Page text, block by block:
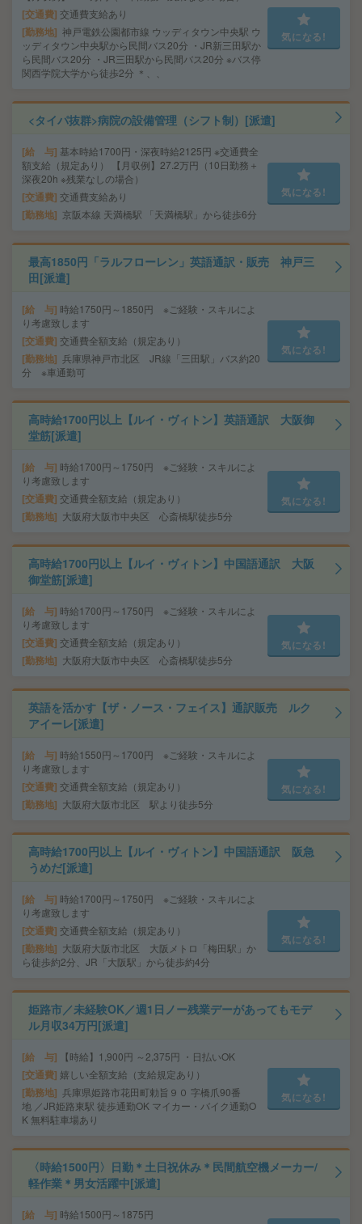
交通費 交通費支給あり
勤務地 神戸電鉄公園都市線 ウッディタウン中央駅 ウ
ッディタウン中央駅から民間バス20分 ・JR新三田駅か
ら民間バス20分 ・JR三田駅から民間バス20分 ※バス停
関西学院大学から徒歩2分 ＊、、
気になる!
<タイパ抜群>病院の設備管理（シフト制）[派遣]
給 与 基本時給1700円・深夜時給2125円 ※交通費全
額支給（規定あり） 【月収例】27.2万円（10日勤務＋
深夜20h ※残業なしの場合）
交通費 交通費支給あり
勤務地 京阪本線 天満橋駅 「天満橋駅」から徒歩6分
気になる!
最高1850円「ラルフローレン」英語通訳・販売 神戸三
田[派遣]
給 与 時給1750円～1850円 ※ご経験・スキルによ
り考慮致します
交通費 交通費全額支給（規定あり）
勤務地 兵庫県神戸市北区 JR線「三田駅」バス約20
分 ※車通勤可
気になる!
高時給1700円以上【ルイ・ヴィトン】英語通訳 大阪御
堂筋[派遣]
給 与 時給1700円～1750円 ※ご経験・スキルによ
り考慮致します
交通費 交通費全額支給（規定あり）
勤務地 大阪府大阪市中央区 心斎橋駅徒歩5分
気になる!
高時給1700円以上【ルイ・ヴィトン】中国語通訳 大阪
御堂筋[派遣]
給 与 時給1700円～1750円 ※ご経験・スキルによ
り考慮致します
交通費 交通費全額支給（規定あり）
勤務地 大阪府大阪市中央区 心斎橋駅徒歩5分
気になる!
英語を活かす【ザ・ノース・フェイス】通訳販売 ルク
アイーレ[派遣]
給 与 時給1550円～1700円 ※ご経験・スキルによ
り考慮致します
交通費 交通費全額支給（規定あり）
勤務地 大阪府大阪市北区 駅より徒歩5分
気になる!
高時給1700円以上【ルイ・ヴィトン】中国語通訳 阪急
うめだ[派遣]
給 与 時給1700円～1750円 ※ご経験・スキルによ
り考慮致します
交通費 交通費全額支給（規定あり）
勤務地
大阪府大阪市北区 大阪メトロ「梅田駅」か
ら徒歩約2分、JR「大阪駅」から徒歩約4分
気になる!
姫路市／未経験OK／週1日ノー残業デーがあってもモデ
ル月収34万円[派遣]
給 与 【時給】1,900円 ～2,375円 ・日払いOK
交通費 嬉しい全額支給（支給規定あり）
勤務地 兵庫県姫路市花田町勅旨９０ 字橋爪90番
地 ／JR姫路東駅 徒歩通勤OK マイカー・バイク通勤O
K 無料駐車場あり
気になる!
〈時給1500円〉日勤＊土日祝休み＊民間航空機メーカー/
軽作業＊男女活躍中[派遣]
給 与 時給1500円～1875円